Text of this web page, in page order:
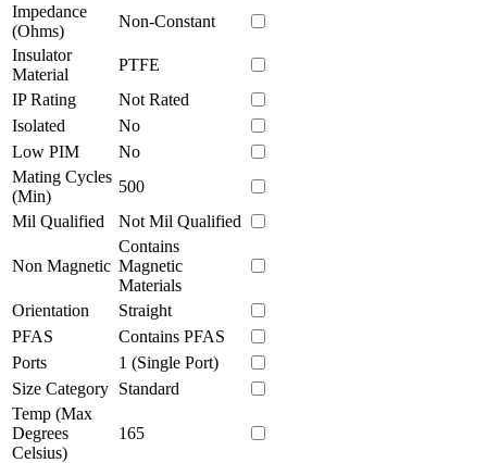
Impedance
(Ohms)
Non-Constant
Insulator
Material
PTFE
IP Rating
Not Rated
Isolated
No
Low PIM
No
Mating Cycles
(Min)
500
Mil Qualified
Not Mil Qualified
Non Magnetic
Contains
Magnetic
Materials
Orientation
Straight
PFAS
Contains PFAS
Ports
1 (Single Port)
Size Category Standard
Temp (Max
Degrees
Celsius)
165